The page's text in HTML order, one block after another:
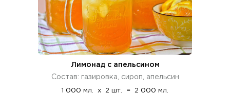
Лимонад с апельсином
Состав: газировка, сироп, апельсин
1 000 мл. x 2 шт. = 2 000 мл.